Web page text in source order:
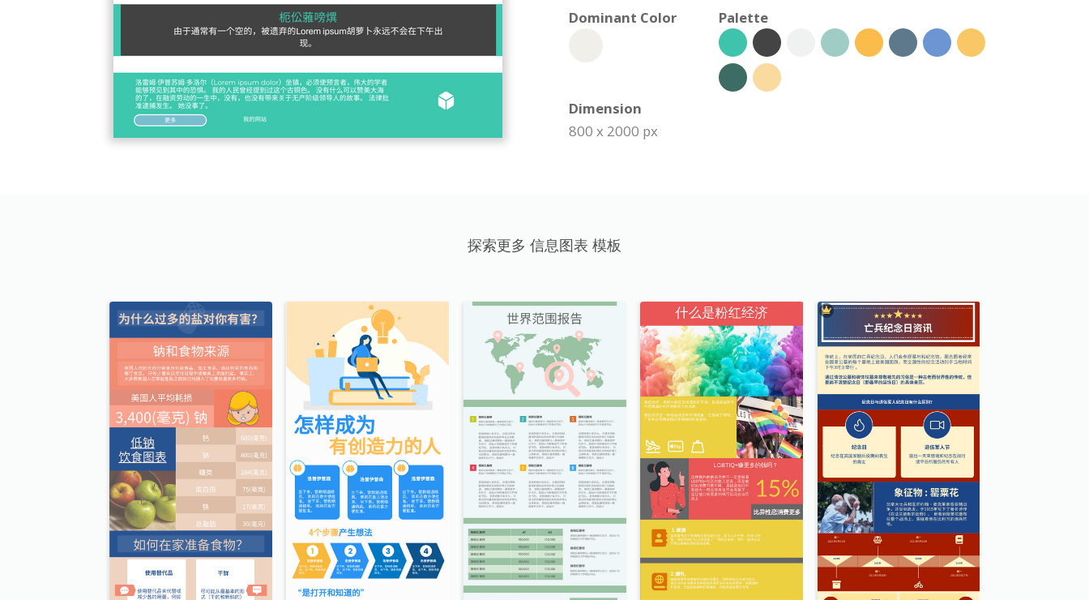
Dominant Color
Palette
Dimension
800 x 2000 px
探索更多 信息图表 模板